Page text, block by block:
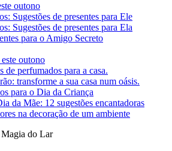
outono
Sugestões de presentes para Ele
Sugestões de presentes para Ela
para o Amigo Secreto
outono
de perfumados para a casa.
transforme a sua casa num oásis.
para o Dia da Criança
da Mãe: 12 sugestões encantadoras
na decoração de um ambiente
do Lar